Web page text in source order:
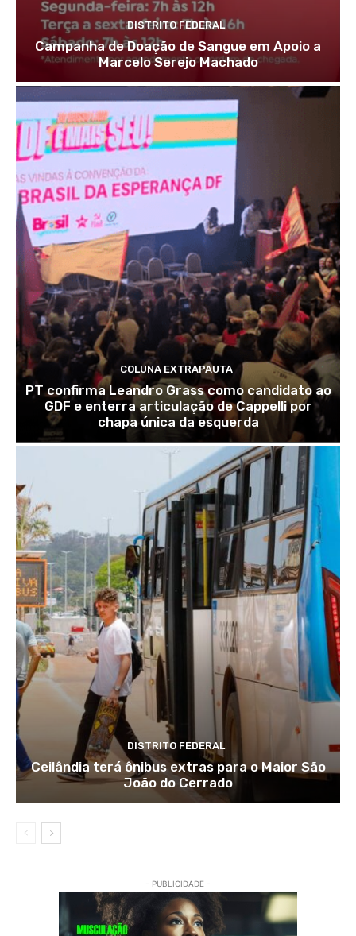
DISTRITO FEDERAL
Campanha de Doação de Sangue em Apoio a
Marcelo Serejo Machado
COLUNA EXTRAPAUTA
PT confirma Leandro Grass como candidato ao
GDF e enterra articulação de Cappelli por
chapa única da esquerda
DISTRITO FEDERAL
Ceilândia terá ônibus extras para o Maior São
João do Cerrado
- PUBLICIDADE -